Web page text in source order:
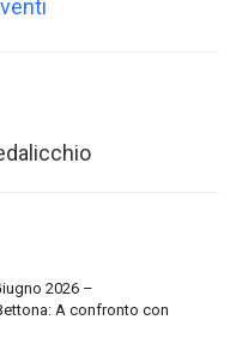
2026 –
A confronto con